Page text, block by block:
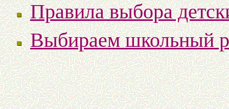
Правила выбора
Выбираем школьный